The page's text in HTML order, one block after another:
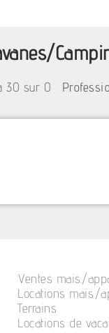
30 sur 0
Ventes mais./
Locations mais./
Terrains
Locations de